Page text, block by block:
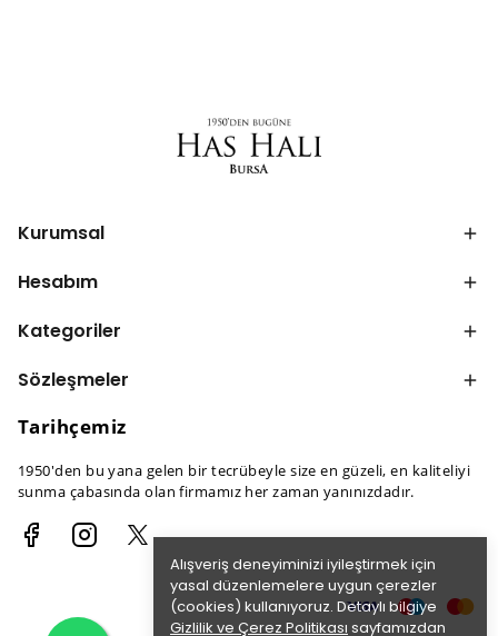
Alışveriş deneyiminizi iyileştirmek için
yasal düzenlemelere uygun çerezler
(cookies) kullanıyoruz. Detaylı bilgiye
Gizlilik ve Çerez Politikası sayfamızdan
Kurumsal
Hesabım
Kategoriler
Sözleşmeler
Tarihçemiz
1950'den bu yana gelen bir tecrübeyle size en güzeli, en kaliteliyi
sunma çabasında olan firmamız her zaman yanınızdadır.